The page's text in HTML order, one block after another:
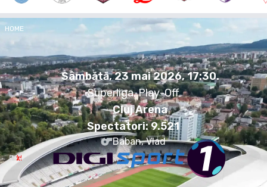
HOME
Sâmbătă, 23 mai 2026, 17:30.
Superliga, Play-Off
Cluj Arena
Spectatori:9.521
Baban, Vlad
1:1
DIN
Sâmbătă, 23 mai 2026.
17:30